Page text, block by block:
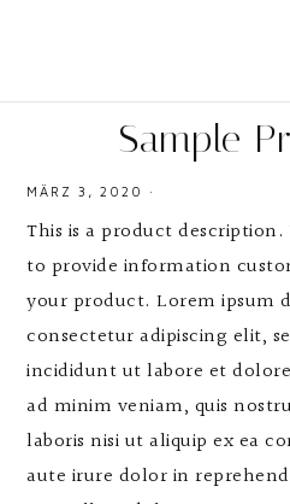
Sample
MÄRZ 3, 2020 ·
This is a product
to provide information
your product. Lorem ipsum
consectetur adipiscing elit,
incididunt ut labore et
ad minim veniam, quis
laboris nisi ut aliquip ex ea
aute irure dolor in